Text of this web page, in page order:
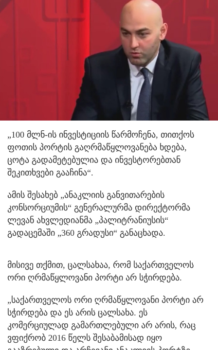
„100 მლნ-ის ინვესტიციის წარმოჩენა, თითქოს
ფოთის პორტის გაღრმაწყლოვანება ხდება,
ცოტა გადამეტებულია და ინვესტორებთან
შეკითხვები გააჩინა“.
ამის შესახებ „ანაკლიის განვითარების
კონსორციუმის“ გენერალურმა დირექტორმა
ლევან ახვლედიანმა „პალიტრანიუსის“
გადაცემაში „360 გრადუსი“ განაცხადა.
მისივე თქმით, ცალსახაა, რომ საქართველოს
ორი ღრმაწყლოვანი პორტი არ სჭირდება.
„საქართველოს ორი ღრმაწყლოვანი პორტი არ
სჭირდება და ეს არის ცალსახა. ეს
კომერციულად გამართლებული არ არის, რაც
ვფიქრობ 2016 წელს შესაბამისად იყო